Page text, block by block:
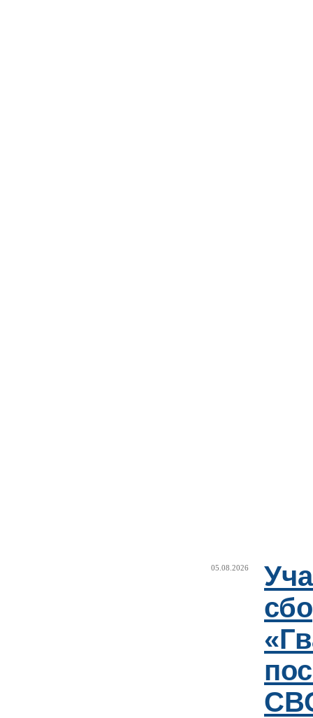
05.08.2026